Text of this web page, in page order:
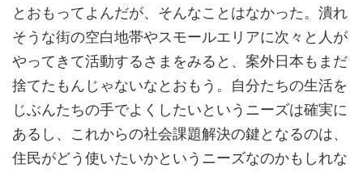
とおもってよんだが、そんなことはなかった。潰れ
そうな街の空白地帯やスモールエリアに次々と人が
やってきて活動するさまをみると、案外日本もまだ
捨てたもんじゃないなとおもう。自分たちの生活を
じぶんたちの手でよくしたいというニーズは確実に
あるし、これからの社会課題解決の鍵となるのは、
住民がどう使いたいかというニーズなのかもしれな